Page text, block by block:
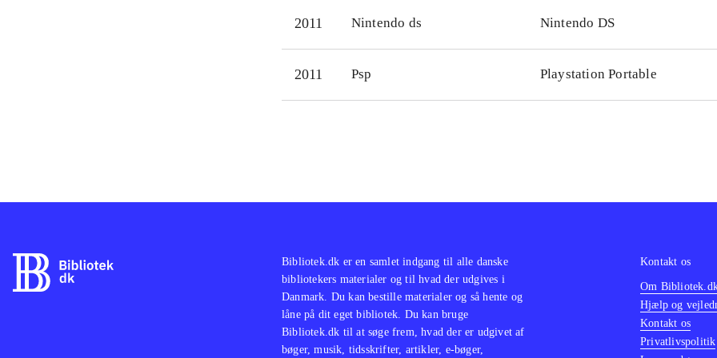
2011 Nintendo ds Nintendo DS
2011 Psp Playstation Portable
Bibliotek.dk er en samlet indgang til alle danske
bibliotekers materialer og til hvad der udgives i
Danmark. Du kan bestille materialer og så hente og
låne på dit eget bibliotek. Du kan bruge
Bibliotek.dk til at søge frem, hvad der er udgivet af
bøger, musik, tidsskrifter, artikler, e-bøger,
Kontakt os
Om
Hjælp og
Kontakt os
Privatlivspolitik